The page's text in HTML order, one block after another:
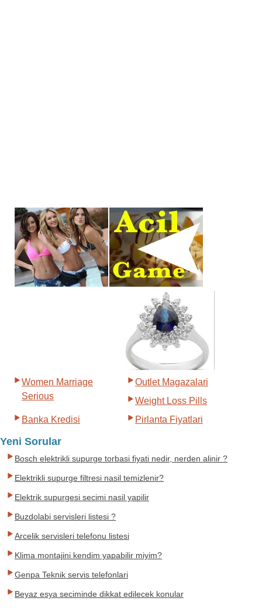
Women Marriage
Serious
Outlet Magazalari
Weight Loss Pills
Banka Kredisi
Pirlanta Fiyatlari
Yeni Sorular
Bosch elektrikli supurge torbasi fiyati nedir, nerden alinir ?
Elektrikli supurge filtresi nasil temizlenir?
Elektrik supurgesi secimi nasil yapilir
Buzdolabi servisleri listesi ?
Arcelik servisleri telefonu listesi
Klima montajini kendim yapabilir miyim?
Genpa Teknik servis telefonlari
Beyaz esya seciminde dikkat edilecek konular